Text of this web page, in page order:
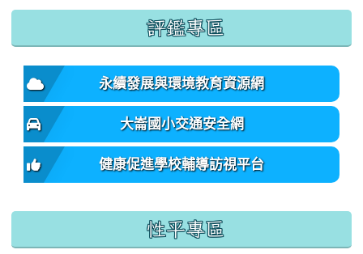
:::
評鑑專區
永續發展與環境教育資源網
大崙國小交通安全網
健康促進學校輔導訪視平台
性平專區